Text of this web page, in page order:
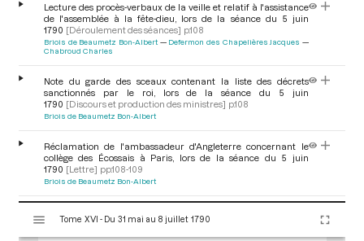
Lecture des procès-verbaux de la veille et relatif à l'assistance
de l'assemblée à la fête-dieu, lors de la séance du 5 juin
1790 [Déroulement des séances] p.108
Briois de Beaumetz Bon-Albert
Defermon des Chapelières Jacques
Chabroud Charles
Note du garde des sceaux contenant la liste des décrets
sanctionnés par le roi, lors de la séance du 5 juin
1790 [Discours et production des ministres] p.108
Briois de Beaumetz Bon-Albert
Réclamation de l'ambassadeur d'Angleterre concernant le
collège des Écossais à Paris, lors de la séance du 5 juin
1790 [Lettre] pp.108-109
Briois de Beaumetz Bon-Albert
l'ambassadeur d'Angleterre concernant le collège des Écossais
Tome XVI - Du 31 mai au 8 juillet 1790